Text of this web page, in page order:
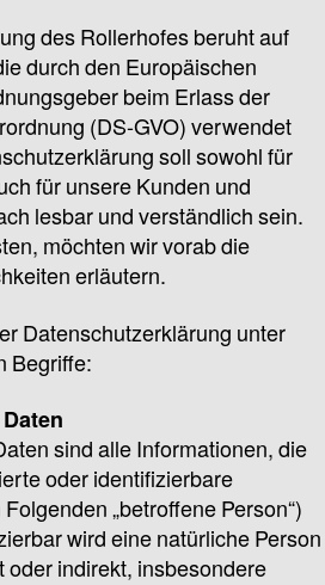
des Rollerhofes beruht auf
durch den Europäischen
beim Erlass der
(DS-GVO) verwendet
soll sowohl für
für unsere Kunden und
lesbar und verständlich sein.
möchten wir vorab die
erläutern.
Datenschutzerklärung unter
Begriffe:
sind alle Informationen, die
oder identifizierbare
„betroffene Person“)
wird eine natürliche Person
oder indirekt, insbesondere